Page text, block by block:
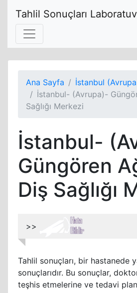
Tahlil Sonuçları
Ana Sayfa
İstanbul (Avrupa
İstanbul- (Avrupa)-
Sağlığı Merkezi
İstanbul-
Güngören
Diş Sağlığı
>>
Tahlil sonuçları, bir hastanede
sonuçlarıdır. Bu sonuçlar,
teşhis etmelerine ve tedavi